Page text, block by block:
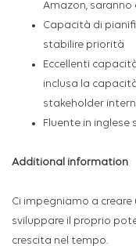
Amazon, saranno
Capacità di
stabilire priorità
Eccellenti
inclusa la
stakeholder
Fluente in
Additional information
Ci impegniamo a
sviluppare il proprio
crescita nel tempo.